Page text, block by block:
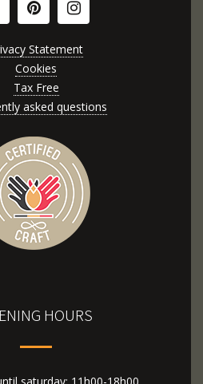
Statement
Cookies
Tax Free
asked questions
HOURS